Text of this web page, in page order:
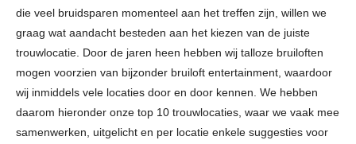
die veel bruidsparen momenteel aan het treffen zijn, willen we
graag wat aandacht besteden aan het kiezen van de juiste
trouwlocatie. Door de jaren heen hebben wij talloze bruiloften
mogen voorzien van bijzonder bruiloft entertainment, waardoor
wij inmiddels vele locaties door en door kennen. We hebben
daarom hieronder onze top 10 trouwlocaties, waar we vaak mee
samenwerken, uitgelicht en per locatie enkele suggesties voor